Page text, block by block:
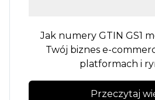
Jak numery GTIN GS1
Twój biznes e-
platformach i
Przeczytaj